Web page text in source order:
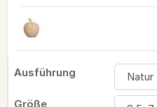
Ausführung
Größe